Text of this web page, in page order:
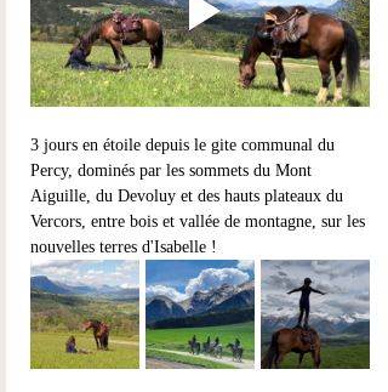
3 jours en étoile depuis le gite communal du
Percy, dominés par les sommets du Mont
Aiguille, du Devoluy et des hauts plateaux du
Vercors, entre bois et vallée de montagne, sur les
nouvelles terres d'Isabelle !